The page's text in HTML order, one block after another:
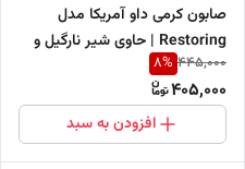
صابون کرمی داو آمریکا مدل
Restoring | حاوی شیر نارگیل و
گلبرگ یاس
445,000
8%
405,000
افزودن به سبد